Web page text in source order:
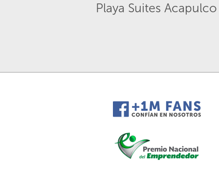
Playa Suites Acapulco